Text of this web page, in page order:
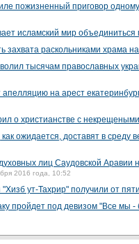
пожизненный приговор
исламский мир объединиться
захвата раскольниками храма
тысячам православных
на арест
о христианстве с
ожидается, доставят в среду
лиц Саудовской
2016 года, 10:52
ут-Тахрир" получили от
пройдет под девизом "Все мы -